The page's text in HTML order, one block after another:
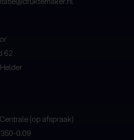
62
(op afspraak)
0.09